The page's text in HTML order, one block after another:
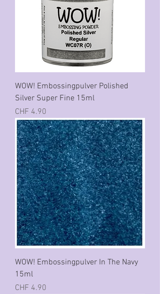
WOW! Embossingpulver Polished
Silver Super Fine 15ml
Preis
CHF 4.90
WOW! Embossingpulver In The Navy
15ml
Preis
CHF 4.90